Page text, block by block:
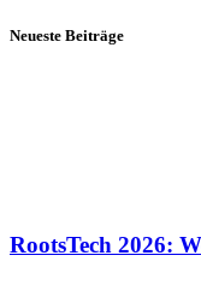
Neueste Beiträge
RootsTech 2026: